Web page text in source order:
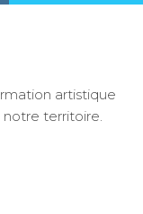
artistique
territoire.